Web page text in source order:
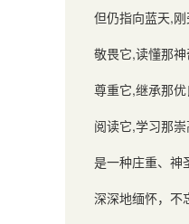
但仍指向蓝天,
敬畏它,读懂那
尊重它,继承那
阅读它,学习那
是一种庄重、神
深深地缅怀，不